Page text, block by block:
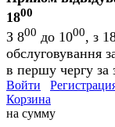
1800
З 800 до 1000, з
обслуговування
в першу чергу за
Войти
Корзина
на сумму